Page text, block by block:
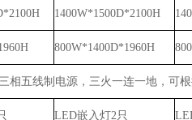
1400W*1500D*2100H
800W*1400D*1960H
相五线制电源，三火一连一地，可
LED嵌入灯2只